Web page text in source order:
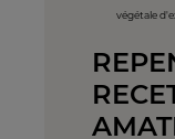
végétale